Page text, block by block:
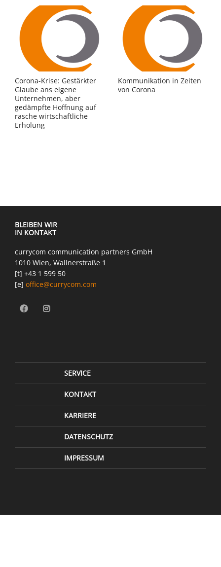
Corona-Krise: Gestärkter
Glaube ans eigene
Unternehmen, aber
gedämpfte Hoffnung auf
rasche wirtschaftliche
Erholung
Kommunikation in Zeiten
von Corona
BLEIBEN WIR
IN KONTAKT
currycom communication partners GmbH
1010 Wien, Wallnerstraße 1
[t] +43 1 599 50
[e] office@currycom.com
SERVICE
KONTAKT
KARRIERE
DATENSCHUTZ
IMPRESSUM